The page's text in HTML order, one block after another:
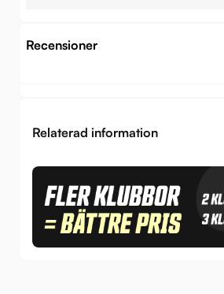
Recensioner
Relaterad information